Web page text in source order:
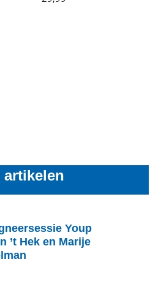
artikelen
Youp
’t Hek en Marije